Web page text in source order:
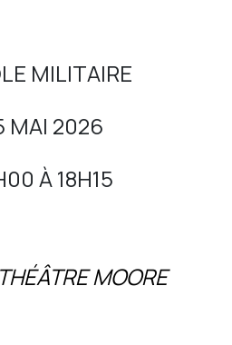
MILITAIRE
MAI 2026
À 18H15
MOORE